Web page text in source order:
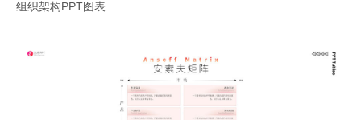
组织架构PPT图表